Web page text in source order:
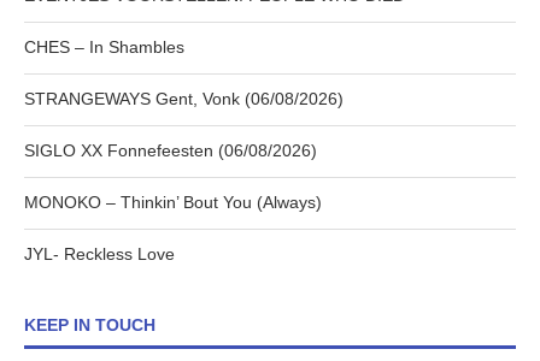
CHES – In Shambles
STRANGEWAYS Gent, Vonk (06/08/2026)
SIGLO XX Fonnefeesten (06/08/2026)
MONOKO – Thinkin’ Bout You (Always)
JYL- Reckless Love
KEEP IN TOUCH